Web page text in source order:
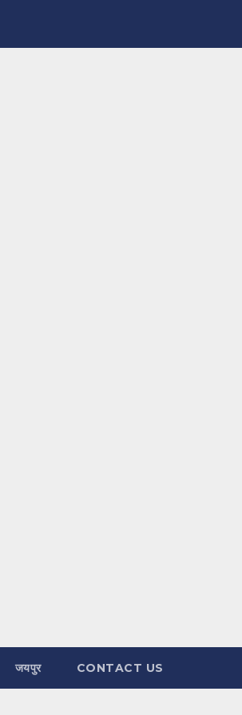
जयपुर CONTACT US